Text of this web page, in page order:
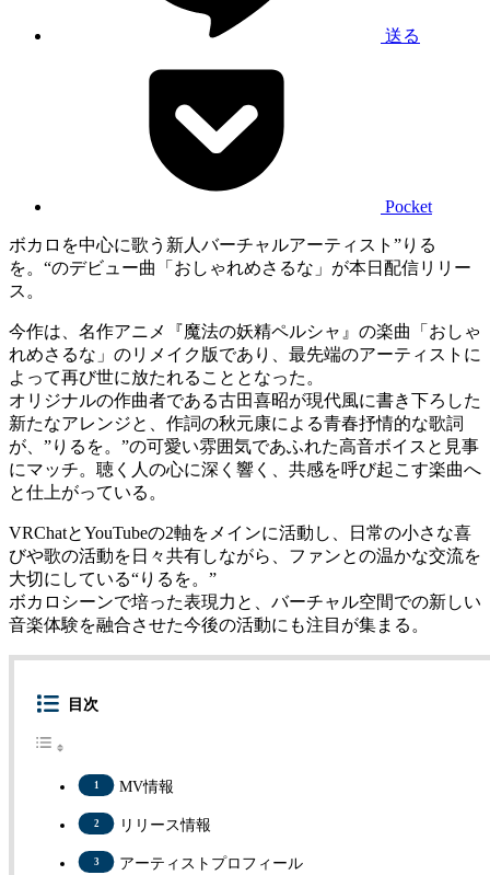
送る
Pocket
ボカロを中心に歌う新人バーチャルアーティスト”りる
を。“のデビュー曲「おしゃれめさるな」が本日配信リリー
ス。
今作は、名作アニメ『魔法の妖精ペルシャ』の楽曲「おしゃ
れめさるな」のリメイク版であり、最先端のアーティストに
よって再び世に放たれることとなった。
オリジナルの作曲者である古田喜昭が現代風に書き下ろした
新たなアレンジと、作詞の秋元康による青春抒情的な歌詞
が、”りるを。”の可愛い雰囲気であふれた高音ボイスと見事
にマッチ。聴く人の心に深く響く、共感を呼び起こす楽曲へ
と仕上がっている。
VRChatとYouTubeの2軸をメインに活動し、日常の小さな喜
びや歌の活動を日々共有しながら、ファンとの温かな交流を
大切にしている“りるを。”
ボカロシーンで培った表現力と、バーチャル空間での新しい
音楽体験を融合させた今後の活動にも注目が集まる。
目次
MV情報
リリース情報
アーティストプロフィール